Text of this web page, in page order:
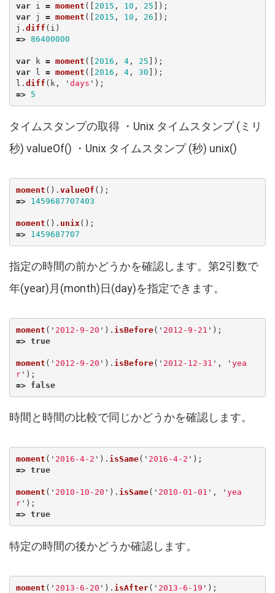
var i = moment ([ 2015 , 10 , 25 ]);
var
j = moment ([ 2015 , 10 , 26 ]);
j . diff ( i )
=> 86400000
var k = moment ([ 2016 , 4, 25 ]);
var
l = moment ([ 2016 , 4, 30 ]);
l . diff ( k , ' days ' );
=>
5
タイムスタンプの取得 ・Unix タイムスタンプ (ミリ
秒) valueOf() ・Unix タイムスタンプ (秒) unix()
moment (). valueOf ();
=>
1459687707403
moment (). unix ();
=>
1459687707
指定の時間の前かどうかを確認します。第2引数で
年(year)月(month)日(day)を指定できます。
moment ( ' 2012-9-20 ' ). isBefore( ' 2012-9-21 ' );
=> true
moment ( ' 2012-9-20 ' ). isBefore( ' 2012-12-31 ' , ' yea
r' );
=>
false
時間と時間の比較で同じかどうかを確認します。
moment ( ' 2016-4-2 ' ). isSame( ' 2016-4-2 ' );
=> true
moment ( ' 2010-10-20 ' ). isSame( ' 2010-01-01 ' , ' yea
r' );
=> true
特定の時間の後かどうか確認します。
moment ( ' 2013-6-20 ' ). isAfter( ' 2013-6-19 ' );